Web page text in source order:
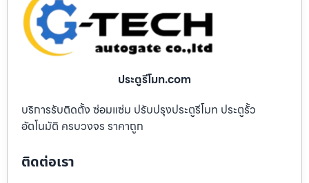
ประตูรีโมท.com
บริการรับติดตั้ง ซ่อมแซ่ม ปรับปรุงประตูรีโมท ประตูรั้ว
อัตโนมัติ ครบวงจร ราคาถูก
ติดต่อเรา